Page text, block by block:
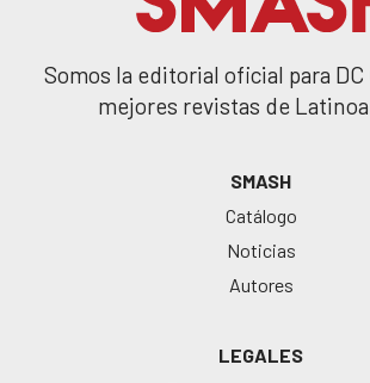
Somos la editorial oficial para DC
mejores revistas de
SMASH
Catálogo
Noticias
Autores
LEGALES